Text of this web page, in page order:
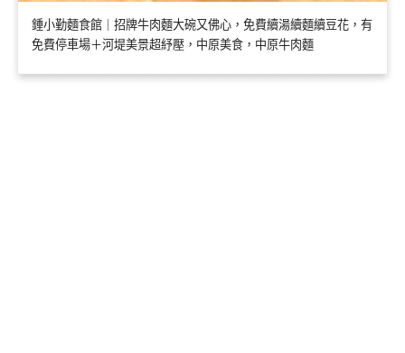
鍾小勤麵食館｜招牌牛肉麵大碗又佛心，免費續湯續麵續豆花，有
免費停車場＋河堤美景超紓壓，中原美食，中原牛肉麵